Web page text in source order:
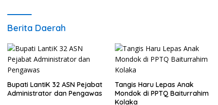
Berita Daerah
Bupati LantiK 32 ASN Pejabat
Administrator dan Pengawas
Tangis Haru Lepas Anak
Mondok di PPTQ Baiturrahim
Kolaka